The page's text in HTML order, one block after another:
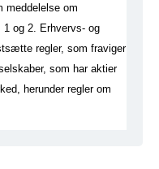
meddelelse om
og 2. Erhvervs- og
regler, som fraviger
som har aktier
herunder regler om